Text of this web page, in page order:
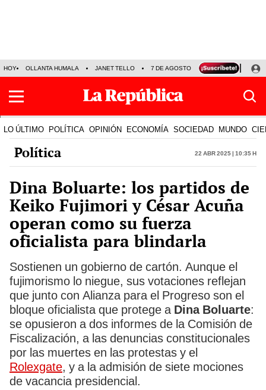
HOY OLLANTA HUMALA JANET TELLO 7 DE AGOSTO TINKA RESULTADOS
LO ÚLTIMO POLÍTICA OPINIÓN ECONOMÍA SOCIEDAD MUNDO
Política 22 Abr 2025 | 10:35 h
Dina Boluarte: los partidos de
Keiko Fujimori y César Acuña
operan como su fuerza
oficialista para blindarla
Sostienen un gobierno de cartón. Aunque el
fujimorismo lo niegue, sus votaciones reflejan
que junto con Alianza para el Progreso son el
bloque oficialista que protege a Dina Boluarte:
se opusieron a dos informes de la Comisión de
Fiscalización, a las denuncias constitucionales
por las muertes en las protestas y el
Rolexgate, y a la admisión de siete mociones
de vacancia presidencial.